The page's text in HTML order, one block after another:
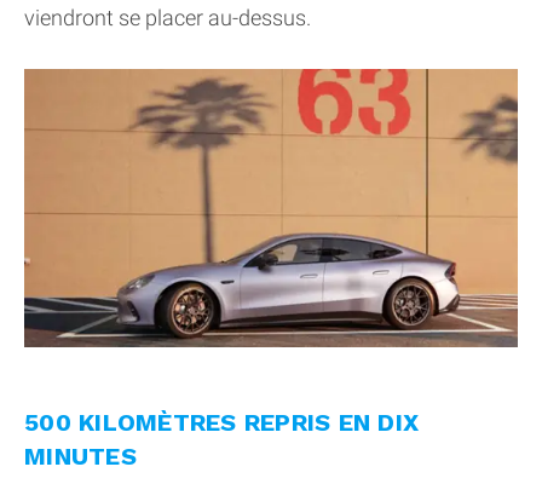
viendront se placer au-dessus.
500 KILOMÈTRES REPRIS EN DIX
MINUTES